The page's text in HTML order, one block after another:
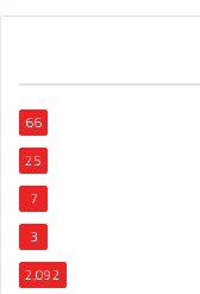
66
25
7
3
2٬092